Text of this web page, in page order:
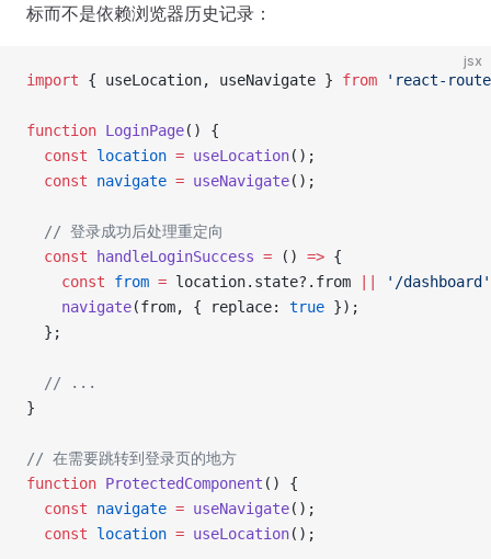
标而不是依赖浏览器历史记录：
jsx
import { useLocation, useNavigate } from 'react-
function LoginPage() {
  const
location = useLocation();
  const
navigate = useNavigate();
  // 登录成功后处理重定向
  const
handleLoginSuccess = () => {
    const
from = location.state?.from
'/dashboard'
    navigate
(from, { replace: true });
  };
  // ...
}
// 在需要跳转到登录页的地方
function ProtectedComponent () {
  const
navigate = useNavigate();
  const
location = useLocation();